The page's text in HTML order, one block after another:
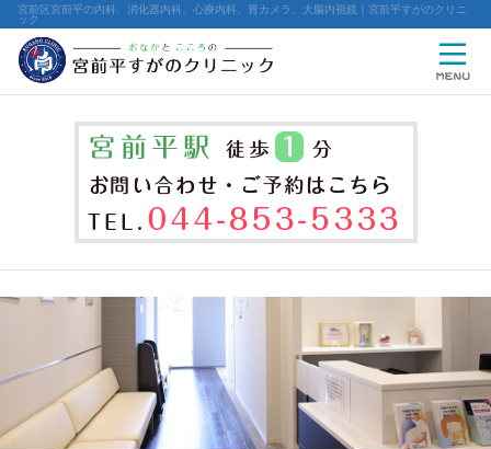
宮前区宮前平の内科、消化器内科、心療内科、胃カメラ、大腸内視鏡｜宮前平すがのクリニ
ック